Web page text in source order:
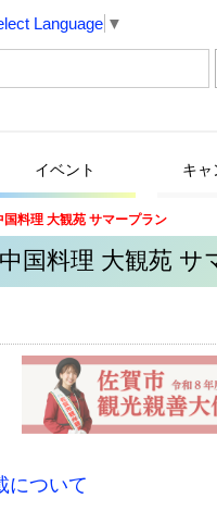
Language ▼
イベント キャ
料理 大観苑 サマープラン
料理 大観苑 サ
について